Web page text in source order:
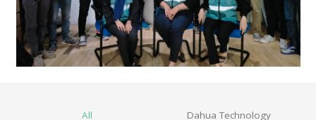
All Dahua Technology